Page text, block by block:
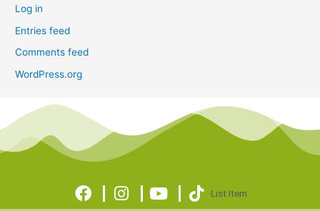
Log in
Entries feed
Comments feed
WordPress.org
List Item